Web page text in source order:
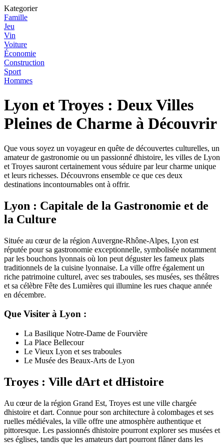
Kategorier
Famille
Jeu
Vin
Voiture
Économie
Construction
Sport
Hommes
Lyon et Troyes : Deux Villes
Pleines de Charme à Découvrir
Que vous soyez un voyageur en quête de découvertes culturelles, un
amateur de gastronomie ou un passionné dhistoire, les villes de Lyon
et Troyes sauront certainement vous séduire par leur charme unique
et leurs richesses. Découvrons ensemble ce que ces deux
destinations incontournables ont à offrir.
Lyon : Capitale de la Gastronomie et de
la Culture
Située au cœur de la région Auvergne-Rhône-Alpes, Lyon est
réputée pour sa gastronomie exceptionnelle, symbolisée notamment
par les bouchons lyonnais où lon peut déguster les fameux plats
traditionnels de la cuisine lyonnaise. La ville offre également un
riche patrimoine culturel, avec ses traboules, ses musées, ses théâtres
et sa célèbre Fête des Lumières qui illumine les rues chaque année
en décembre.
Que Visiter à Lyon :
La Basilique Notre-Dame de Fourvière
La Place Bellecour
Le Vieux Lyon et ses traboules
Le Musée des Beaux-Arts de Lyon
Troyes : Ville dArt et dHistoire
Au cœur de la région Grand Est, Troyes est une ville chargée
dhistoire et dart. Connue pour son architecture à colombages et ses
ruelles médiévales, la ville offre une atmosphère authentique et
pittoresque. Les passionnés dhistoire pourront explorer ses musées et
ses églises, tandis que les amateurs dart pourront flâner dans les